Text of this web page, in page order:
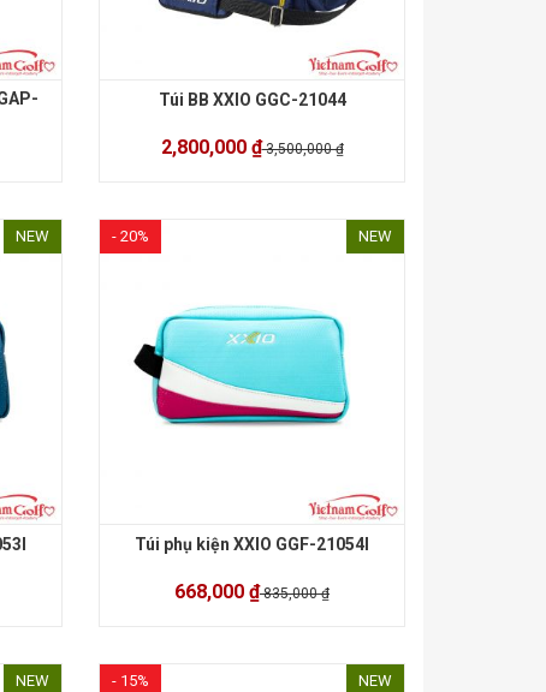
Túi BB XXIO GGC-21044
2,800,000 ₫3,500,000 ₫
NEW - 20% NEW
Túi phụ kiện XXIO GGF-21054I
668,000 ₫835,000 ₫
NEW - 15% NEW